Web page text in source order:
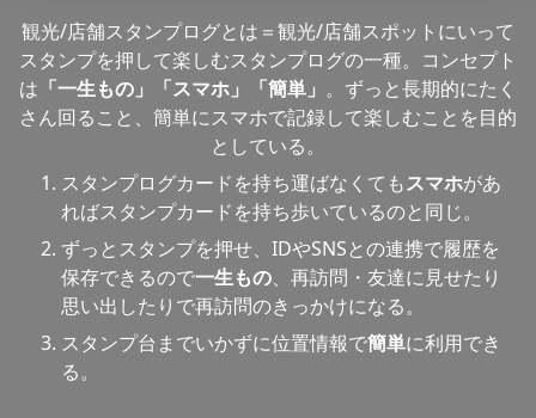
観光/店舗スタンプログとは＝観光/店舗スポットにいって
スタンプを押して楽しむスタンプログの一種。コンセプト
は 「一生もの」「スマホ」「簡単」 。ずっと長期的にたく
さん回ること、簡単にスマホで記録して楽しむことを目的
としている。
スタンプログカードを持ち運ばなくてもスマホがあ
ればスタンプカードを持ち歩いているのと同じ。
ずっとスタンプを押せ、IDやSNSとの連携で履歴を
保存できるので一生もの、再訪問・友達に見せたり
思い出したりで再訪問のきっかけになる。
スタンプ台までいかずに位置情報で簡単に利用でき
る。